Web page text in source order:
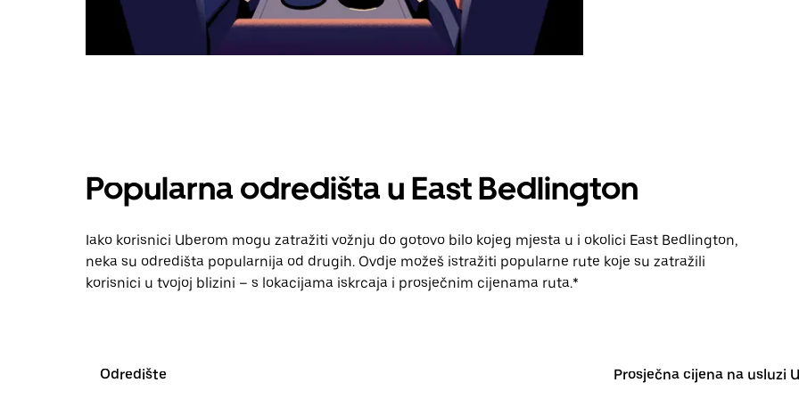
Popularna odredišta u East Bedlington
Iako korisnici Uberom mogu zatražiti vožnju do gotovo bilo kojeg mjesta u i okolici East Bedlington,
neka su odredišta popularnija od drugih. Ovdje možeš istražiti popularne rute koje su zatražili
korisnici u tvojoj blizini – s lokacijama iskrcaja i prosječnim cijenama ruta.*
Odredište Prosječna cijena na usluzi